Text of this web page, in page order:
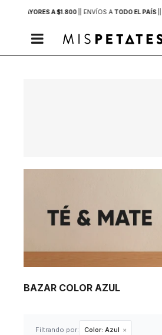
MAYORES A $1.800 | ENVÍOS A TODO EL PAÍS

BAZAR COLOR AZUL
Filtrando por: Color: Azul